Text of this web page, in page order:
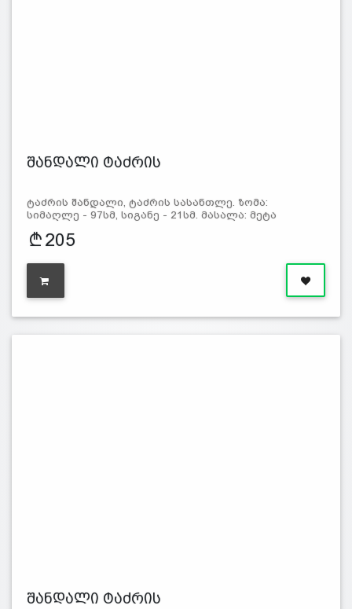
შანდალი ტაძრის
ტაძრის შანდალი, ტაძრის სასანთლე. ზომა:
სიმაღლე - 97სმ, სიგანე - 21სმ. მასალა: მეტა
205
შანდალი ტაძრის